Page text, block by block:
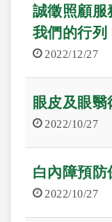
誠徵照顧服
我們的行列
2022/12/27
眼皮及眼
2022/10/27
白內障預
2022/10/27